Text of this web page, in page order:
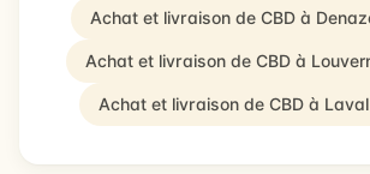
Achat et livraison de CBD à
Achat et livraison de CBD à
Achat et livraison de CBD à